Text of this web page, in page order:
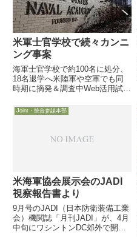
米軍士官学校で続々カンニ
ング事案
海軍士官学校で約100名に処分、
18名退学へ米陸軍や空軍でも同
時期に摘発＆調査中Web活用試験
学校は、2020年12月に同士官学
校で実施した「一般物理1」のオ
653名の中で105...
Joint・統合参謀本部
米海軍協会展示会のJADI
視察報告書より
9月号のJADI（日本防衛装備工業
会）機関誌「月刊JADI」が、4月
中旬にワシントンDC郊外で開催